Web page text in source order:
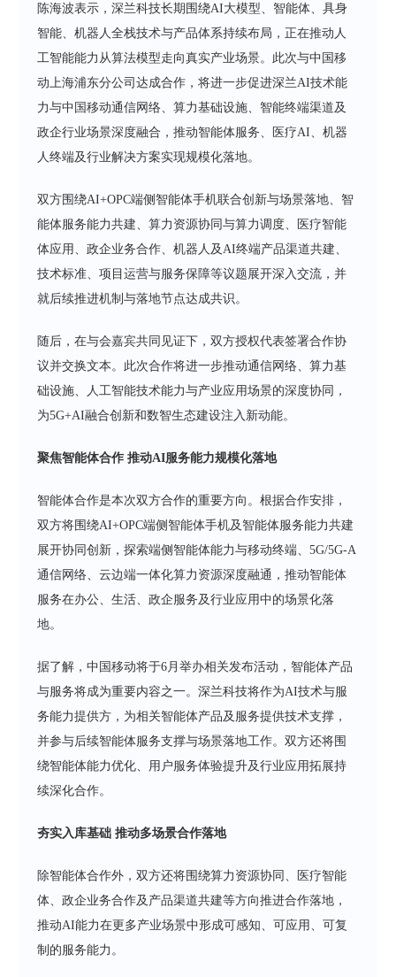
陈海波表示，深兰科技长期围绕AI大模型、智能体、具身
智能、机器人全栈技术与产品体系持续布局，正在推动人
工智能能力从算法模型走向真实产业场景。此次与中国移
动上海浦东分公司达成合作，将进一步促进深兰AI技术能
力与中国移动通信网络、算力基础设施、智能终端渠道及
政企行业场景深度融合，推动智能体服务、医疗AI、机器
人终端及行业解决方案实现规模化落地。
双方围绕AI+OPC端侧智能体手机联合创新与场景落地、智
能体服务能力共建、算力资源协同与算力调度、医疗智能
体应用、政企业务合作、机器人及AI终端产品渠道共建、
技术标准、项目运营与服务保障等议题展开深入交流，并
就后续推进机制与落地节点达成共识。
随后，在与会嘉宾共同见证下，双方授权代表签署合作协
议并交换文本。此次合作将进一步推动通信网络、算力基
础设施、人工智能技术能力与产业应用场景的深度协同，
为5G+AI融合创新和数智生态建设注入新动能。
聚焦智能体合作 推动AI服务能力规模化落地
智能体合作是本次双方合作的重要方向。根据合作安排，
双方将围绕AI+OPC端侧智能体手机及智能体服务能力共建
展开协同创新，探索端侧智能体能力与移动终端、5G/5G-A
通信网络、云边端一体化算力资源深度融通，推动智能体
服务在办公、生活、政企服务及行业应用中的场景化落
地。
据了解，中国移动将于6月举办相关发布活动，智能体产品
与服务将成为重要内容之一。深兰科技将作为AI技术与服
务能力提供方，为相关智能体产品及服务提供技术支撑，
并参与后续智能体服务支撑与场景落地工作。双方还将围
绕智能体能力优化、用户服务体验提升及行业应用拓展持
续深化合作。
夯实入库基础 推动多场景合作落地
除智能体合作外，双方还将围绕算力资源协同、医疗智能
体、政企业务合作及产品渠道共建等方向推进合作落地，
推动AI能力在更多产业场景中形成可感知、可应用、可复
制的服务能力。